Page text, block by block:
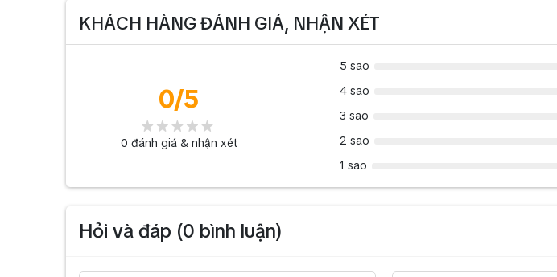
KHÁCH HÀNG ĐÁNH GIÁ, NHẬN XÉT
0/5
0 đánh giá & nhận xét
5 sao
4 sao
3 sao
2 sao
1 sao
Hỏi và đáp (0 bình luận)